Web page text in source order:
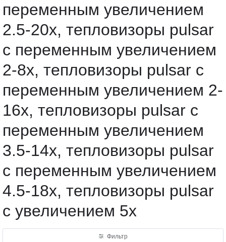
переменным увеличением
2.5-20х, тепловизоры pulsar
с переменным увеличением
2-8х, тепловизоры pulsar с
переменным увеличением 2-
16х, тепловизоры pulsar с
переменным увеличением
3.5-14x, тепловизоры pulsar
с переменным увеличением
4.5-18х, тепловизоры pulsar
с увеличением 5х
Фильтр